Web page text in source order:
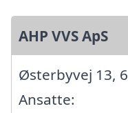
AHP VVS ApS
Østerbyvej 13,
Ansatte: